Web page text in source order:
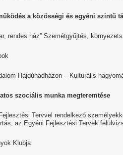
a közösségi és egyéni szintű
rendes ház” Szemétgyűjtés,
Hajdúhadházon – Kulturális
szociális munka megteremtése
Tervvel rendelkező
az Egyéni Fejlesztési Tervek
Klubja